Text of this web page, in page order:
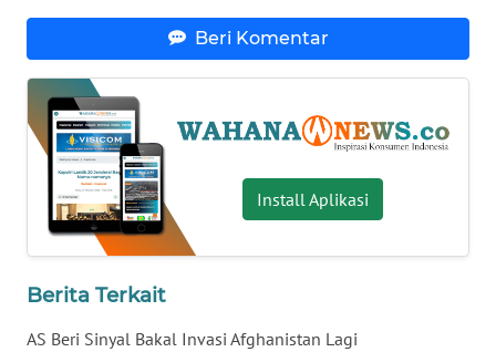
Beri Komentar
Install Aplikasi
Berita Terkait
AS Beri Sinyal Bakal Invasi Afghanistan Lagi
SULTENG
WN
SULBAR
WN
WN